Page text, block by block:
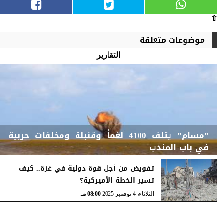
⇧
موضوعات متعلقة
التقارير
”مسام” يتلف 4100 لغماً وقنبلة ومخلفات حربية
في باب المندب
الأربعاء، 19 نوفمبر 2025 08:47 مـ
تفويض من أجل قوة دولية في غزة.. كيف
تسير الخطة الأميركية؟
الثلاثاء، 4 نوفمبر 2025 08:00 مـ